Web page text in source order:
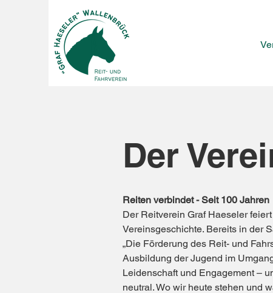
Der
Reiten verbindet - Seit 100 Jahren
Der Reitverein Graf Haeseler
Vereinsgeschichte. Bereits in der
„Die Förderung des Reit- und
Ausbildung der Jugend im
Leidenschaft und Engagement –
neutral. Wo wir heute stehen und